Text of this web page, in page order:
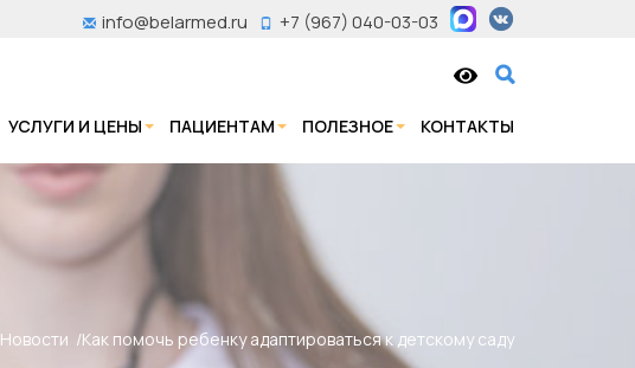
+7 (967) 040-03-03
info@belarmed.ru
УСЛУГИ И ЦЕНЫ ПАЦИЕНТАМ ПОЛЕЗНОЕ КОНТАКТЫ
Новости Как помочь ребенку адаптироваться к детскому саду